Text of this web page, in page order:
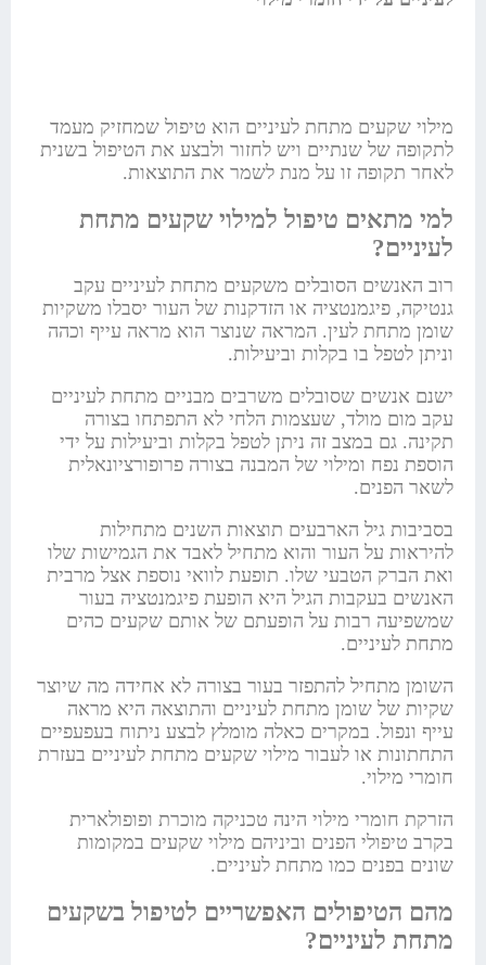
מילוי שקעים מתחת לעיניים הוא טיפול שמחזיק מעמד
לתקופה של שנתיים ויש לחזור ולבצע את הטיפול בשנית
לאחר תקופה זו על מנת לשמר את התוצאות.
למי מתאים טיפול למילוי שקעים מתחת
לעיניים?
רוב האנשים הסובלים משקעים מתחת לעיניים עקב
גנטיקה, פיגמנטציה או הזדקנות של העור יסבלו משקיות
שומן מתחת לעין. המראה שנוצר הוא מראה עייף וכהה
וניתן לטפל בו בקלות וביעילות.
ישנם אנשים שסובלים משרבים מבניים מתחת לעיניים
עקב מום מולד, שעצמות הלחי לא התפתחו בצורה
תקינה. גם במצב זה ניתן לטפל בקלות וביעילות על ידי
הוספת נפח ומילוי של המבנה בצורה פרופורציונאלית
לשאר הפנים.
בסביבות גיל הארבעים תוצאות השנים מתחילות
להיראות על העור והוא מתחיל לאבד את הגמישות שלו
ואת הברק הטבעי שלו. תופעת לוואי נוספת אצל מרבית
האנשים בעקבות הגיל היא הופעת פיגמנטציה בעור
שמשפיעה רבות על הופעתם של אותם שקעים כהים
מתחת לעיניים.
השומן מתחיל להתפזר בעור בצורה לא אחידה מה שיוצר
שקיות של שומן מתחת לעיניים והתוצאה היא מראה
עייף ונפול. במקרים כאלה מומלץ לבצע ניתוח בעפעפיים
התחתונות או לעבור מילוי שקעים מתחת לעיניים בעזרת
חומרי מילוי.
הזרקת חומרי מילוי הינה טכניקה מוכרת ופופולארית
בקרב טיפולי הפנים וביניהם מילוי שקעים במקומות
שונים בפנים כמו מתחת לעיניים.
מהם הטיפולים האפשריים לטיפול בשקעים
מתחת לעיניים?